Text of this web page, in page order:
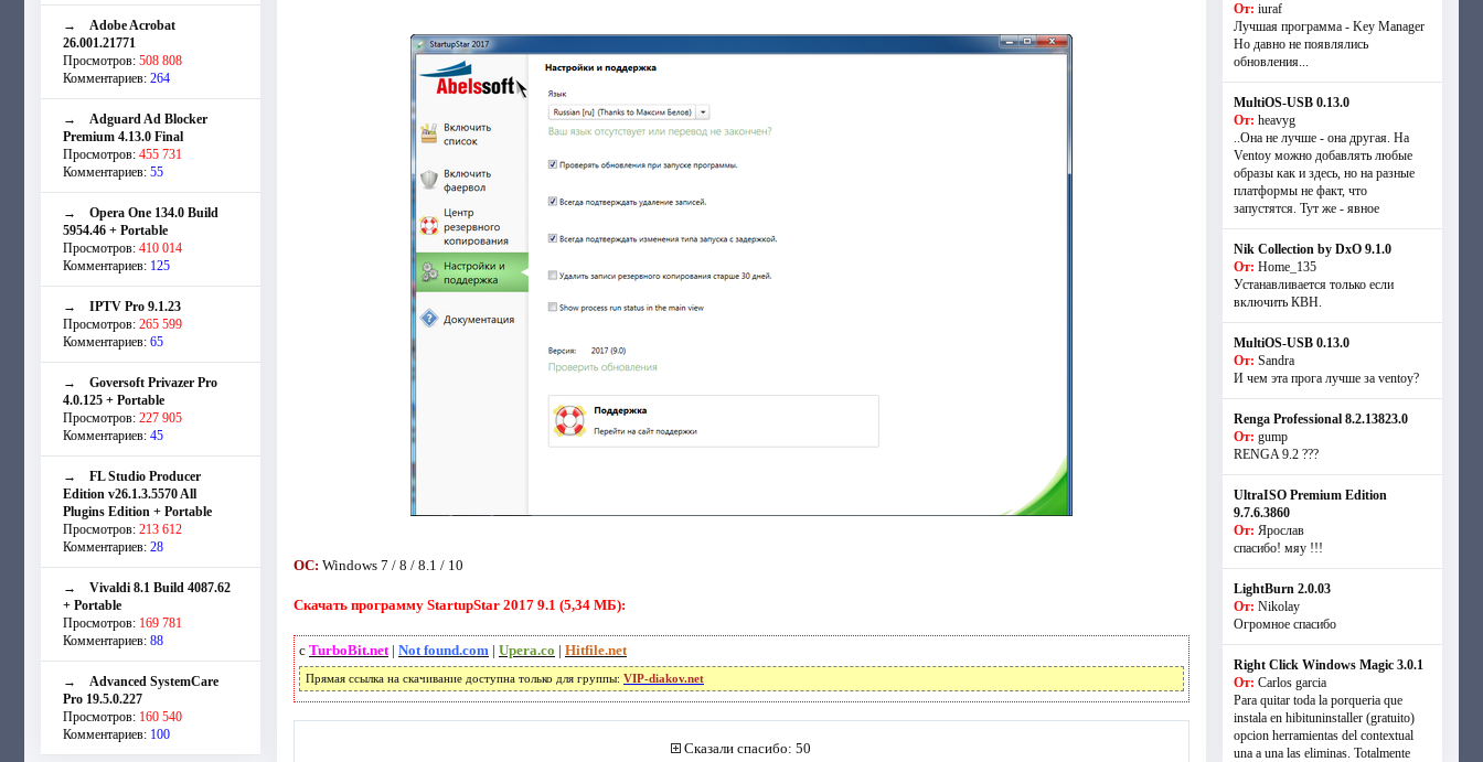
→ Adobe Acrobat
26.001.21771
Просмотров: 508 808
Комментариев: 264
→ Adguard Ad Blocker
Premium 4.13.0 Final
Просмотров: 455 731
Комментариев: 55
→ Opera One 134.0 Build
5954.46 + Portable
Просмотров: 410 014
Комментариев: 125
→ IPTV Pro 9.1.23
Просмотров: 265 599
Комментариев: 65
→ Goversoft Privazer Pro
4.0.125 + Portable
Просмотров: 227 905
Комментариев: 45
→ FL Studio Producer
Edition v26.1.3.5570 All
Plugins Edition + Portable
Просмотров: 213 612
Комментариев: 28
→ Vivaldi 8.1 Build 4087.62
+ Portable
Просмотров: 169 781
Комментариев: 88
→ Advanced SystemCare
Pro 19.5.0.227
Просмотров: 160 540
Комментариев: 100
ОС: Windows 7 / 8 / 8.1 / 10
Скачать программу StartupStar 2017 9.1 (5,34 МБ):
с TurboBit.net| Not found.com | Upera.co | Hitfile.net
Прямая ссылка на скачивание доступна только для группы: VIP-diakov.net
Сказали спасибо: 50
От: iuraf
Лучшая программа - Key Manager
Но давно не появлялись
обновления...
MultiOS-USB 0.13.0
От: heavyg
..Она не лучше - она другая. На
Ventoy можно добавлять любые
образы как и здесь, но на разные
платформы не факт, что
запустятся. Тут же - явное
Nik Collection by DxO 9.1.0
От: Home_135
Устанавливается только если
включить КВН.
MultiOS-USB 0.13.0
От: Sandra
И чем эта прога лучше за ventoy?
Renga Professional 8.2.13823.0
От: gump
RENGA 9.2 ???
UltraISO Premium Edition
9.7.6.3860
От: Ярослав
спасибо! мяу !!!
LightBurn 2.0.03
От: Nikolay
Огромное спасибо
Right Click Windows Magic 3.0.1
От: Carlos garcia
Para quitar toda la porqueria que
instala en hibituninstaller (gratuito)
opcion herramientas del contextual
una a una las eliminas. Totalmente